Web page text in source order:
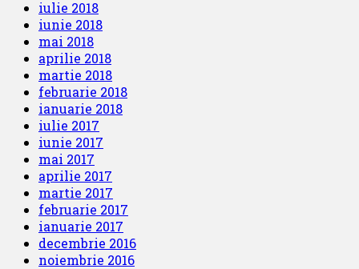
iulie 2018
iunie 2018
mai 2018
aprilie 2018
martie 2018
februarie 2018
ianuarie 2018
iulie 2017
iunie 2017
mai 2017
aprilie 2017
martie 2017
februarie 2017
ianuarie 2017
decembrie 2016
noiembrie 2016